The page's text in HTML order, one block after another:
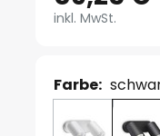
inkl. MwSt.
Farbe: